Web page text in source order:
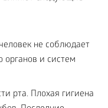
не соблюдает
органов и систем
рта. Плохая гигиена